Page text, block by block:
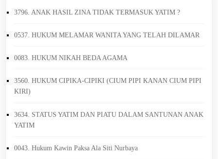
3796. ANAK HASIL ZINA TIDAK TERMASUK YATIM ?
0537. HUKUM MELAMAR WANITA YANG TELAH DILAMAR
0083. HUKUM NIKAH BEDA AGAMA
3560. HUKUM CIPIKA-CIPIKI (CIUM PIPI KANAN CIUM PIPI
KIRI)
3634. STATUS YATIM DAN PIATU DALAM SANTUNAN ANAK
YATIM
0043. Hukum Kawin Paksa Ala Siti Nurbaya